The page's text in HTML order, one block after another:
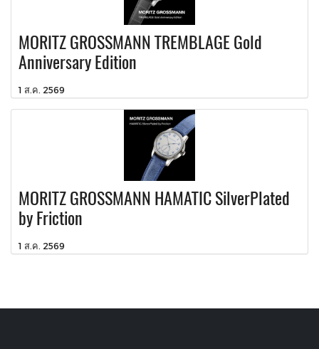
MORITZ GROSSMANN TREMBLAGE Gold
Anniversary Edition
1 ส.ค. 2569
MORITZ GROSSMANN HAMATIC SilverPlated
by Friction
1 ส.ค. 2569